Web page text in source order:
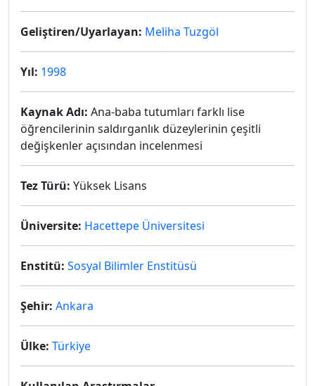
Geliştiren/Uyarlayan: Meliha Tuzgöl
Yıl: 1998
Kaynak Adı: Ana-baba tutumları farklı lise
öğrencilerinin saldırganlık düzeylerinin çeşitli
değişkenler açısından incelenmesi
Tez Türü: Yüksek Lisans
Üniversite: Hacettepe Üniversitesi
Enstitü: Sosyal Bilimler Enstitüsü
Şehir: Ankara
Ülke: Türkiye